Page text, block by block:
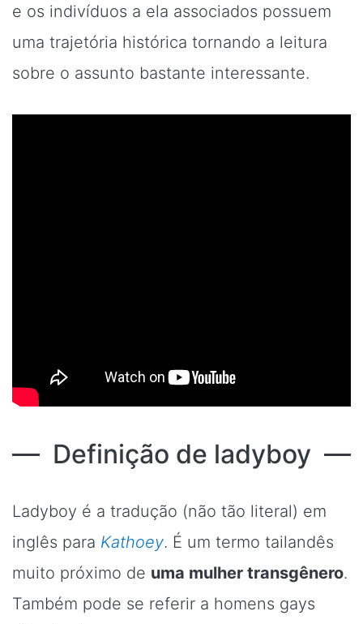
e os indivíduos a ela associados possuem
uma trajetória histórica tornando a leitura
sobre o assunto bastante interessante.
Definição de ladyboy
Ladyboy é a tradução (não tão literal) em
inglês para Kathoey. É um termo tailandês
muito próximo de uma mulher transgênero.
Também pode se referir a homens gays